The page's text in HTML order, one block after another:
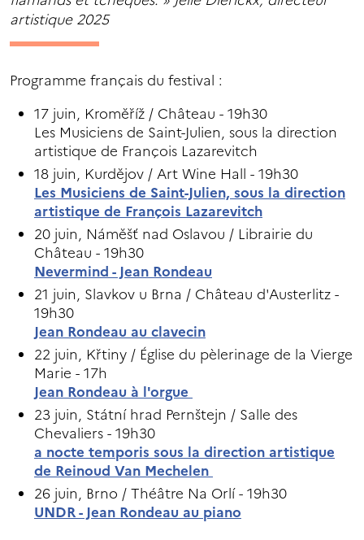
artistique 2025
Programme français du festival :
17 juin, Kroměříž / Château - 19h30
Les Musiciens de Saint-Julien, sous la direction
artistique de François Lazarevitch
18 juin, Kurdějov / Art Wine Hall - 19h30
Les Musiciens de Saint-Julien, sous la direction
artistique de François Lazarevitch
20 juin, Náměšť nad Oslavou / Librairie du
Château - 19h30
Nevermind - Jean Rondeau
21 juin, Slavkov u Brna / Château d'Austerlitz -
19h30
Jean Rondeau au clavecin
22 juin, Křtiny / Église du pèlerinage de la Vierge
Marie - 17h
Jean Rondeau à l'orgue
23 juin, Státní hrad Pernštejn / Salle des
Chevaliers - 19h30
a nocte temporis sous la direction artistique
de Reinoud Van Mechelen
26 juin, Brno / Théâtre Na Orlí - 19h30
UNDR - Jean Rondeau au piano